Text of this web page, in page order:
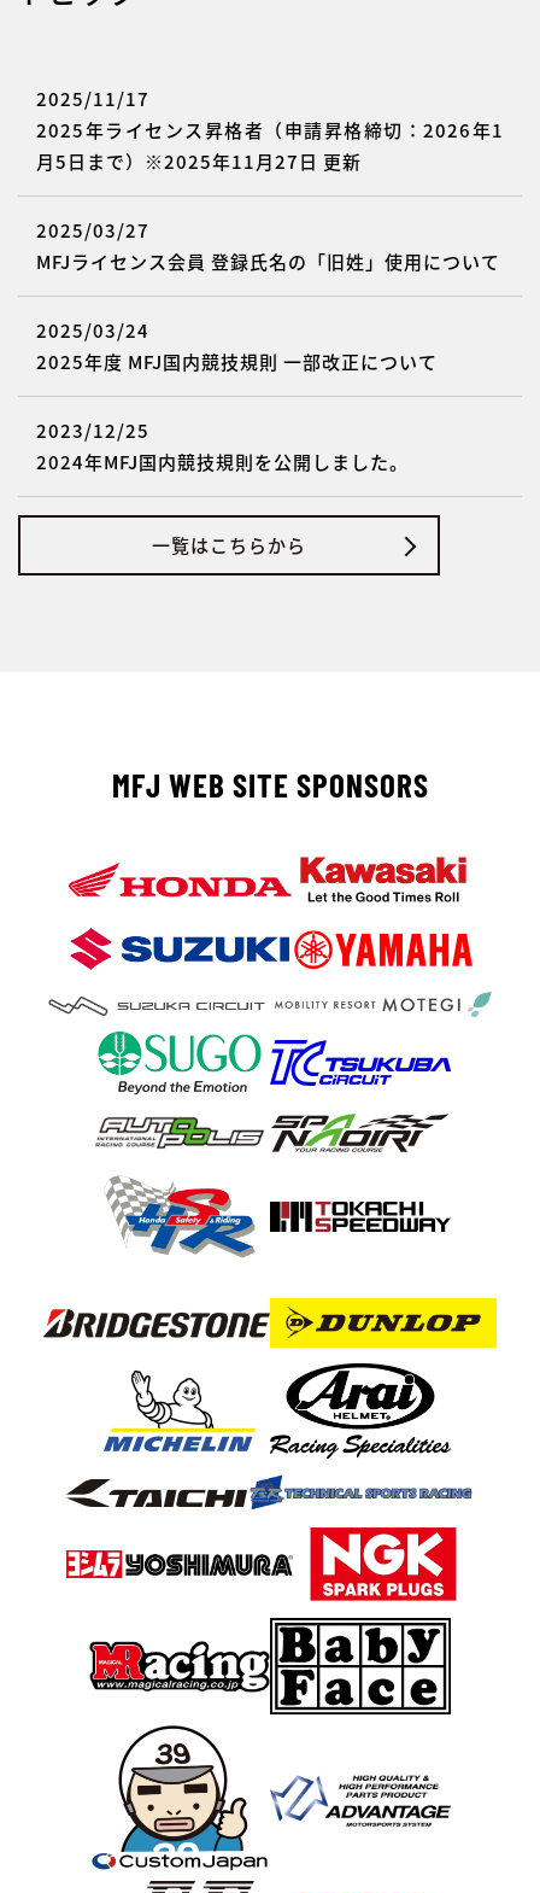
2025/11/17
2025年ライセンス昇格者（申請昇格締切：2026年1
月5日まで）※2025年11月27日 更新
2025/03/27
MFJライセンス会員 登録氏名の「旧姓」使用について
2025/03/24
2025年度 MFJ国内競技規則 一部改正について
2023/12/25
2024年MFJ国内競技規則を公開しました。
一覧はこちらから
MFJ WEB SITE SPONSORS